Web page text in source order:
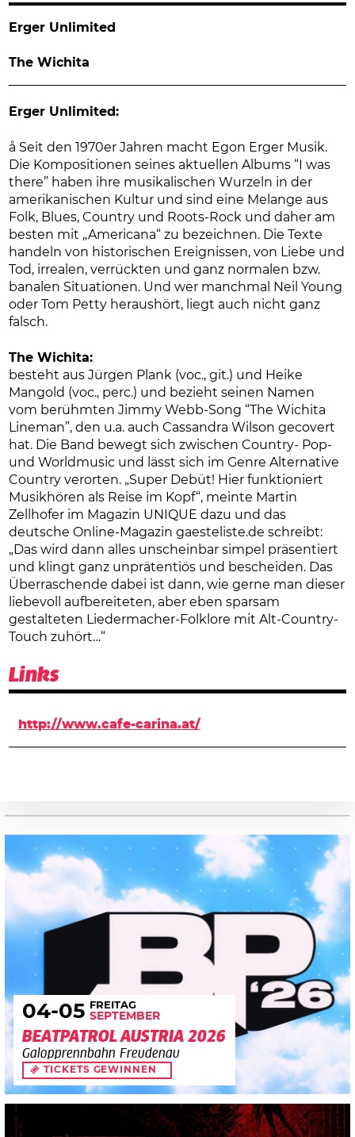
Erger Unlimited
The Wichita
Erger Unlimited:
å Seit den 1970er Jahren macht Egon Erger Musik.
Die Kompositionen seines aktuellen Albums “I was
there” haben ihre musikalischen Wurzeln in der
amerikanischen Kultur und sind eine Melange aus
Folk, Blues, Country und Roots-Rock und daher am
besten mit „Americana“ zu bezeichnen. Die Texte
handeln von historischen Ereignissen, von Liebe und
Tod, irrealen, verrückten und ganz normalen bzw.
banalen Situationen. Und wer manchmal Neil Young
oder Tom Petty heraushört, liegt auch nicht ganz
falsch.
The Wichita:
besteht aus Jürgen Plank (voc., git.) und Heike
Mangold (voc., perc.) und bezieht seinen Namen
vom berühmten Jimmy Webb-Song “The Wichita
Lineman”, den u.a. auch Cassandra Wilson gecovert
hat. Die Band bewegt sich zwischen Country- Pop-
und Worldmusic und lässt sich im Genre Alternative
Country verorten. „Super Debüt! Hier funktioniert
Musikhören als Reise im Kopf“, meinte Martin
Zellhofer im Magazin UNIQUE dazu und das
deutsche Online-Magazin gaesteliste.de schreibt:
„Das wird dann alles unscheinbar simpel präsentiert
und klingt ganz unprätentiös und bescheiden. Das
Überraschende dabei ist dann, wie gerne man dieser
liebevoll aufbereiteten, aber eben sparsam
gestalteten Liedermacher-Folklore mit Alt-Country-
Touch zuhört…“
Links
http://www.cafe-carina.at/
04-05 FREITAG
SEPTEMBER
BEATPATROL AUSTRIA 2026
Galopprennbahn Freudenau
TICKETS GEWINNEN